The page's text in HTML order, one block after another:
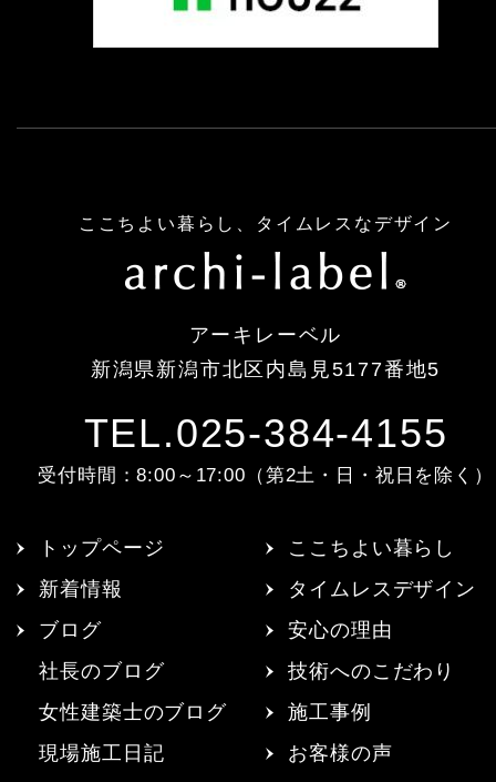
ここちよい暮らし、タイムレスなデザイン
アーキレーベル
新潟県新潟市北区内島見5177番地5
TEL.025-384-4155
受付時間：8:00～17:00（第2土・日・祝日を除く）
トップページ
新着情報
ブログ
社長のブログ
女性建築士のブログ
現場施工日記
ここちよい暮らし
タイムレスデザイン
安心の理由
技術へのこだわり
施工事例
お客様の声